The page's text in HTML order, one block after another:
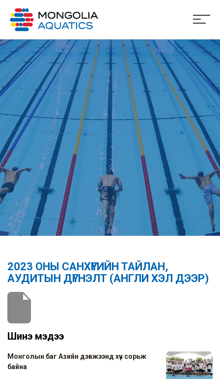
2023 ОНЫ САНХҮҮГИЙН ТАЙЛАН,
АУДИТЫН ДҮГНЭЛТ (АНГЛИ ХЭЛ ДЭЭР)
Шинэ мэдээ
Монголын баг Азийн дэвжээнд хүч сорьж
байна